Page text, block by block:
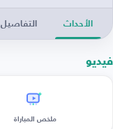
الأحداث التفاصيل
فيديو
ملخص المباراة